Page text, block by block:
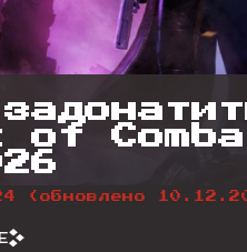
of
(обновлено